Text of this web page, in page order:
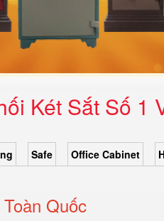
Két Sắt Số 1
Safe Office Cabinet
Quốc